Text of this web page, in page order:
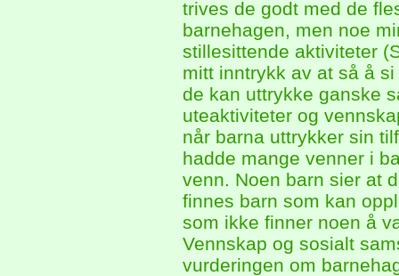
trives de godt med de
barnehagen, men noe
stillesittende aktiviteter
mitt inntrykk av at så å
de kan uttrykke ganske
uteaktiviteter og
når barna uttrykker sin
hadde mange venner i
venn. Noen barn sier at
finnes barn som kan
som ikke finner noen å
Vennskap og sosialt
vurderingen om